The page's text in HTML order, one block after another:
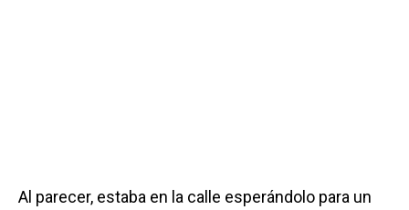
Al parecer, estaba en la calle esperándolo para un